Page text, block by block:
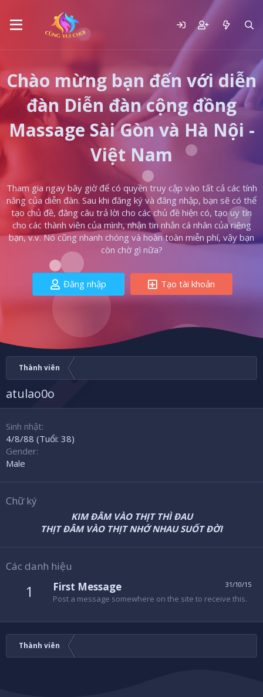
Chào mừng bạn đến với diễn
đàn Diễn đàn cộng đồng
Massage Sài Gòn và Hà Nội -
Việt Nam
Tham gia ngay bây giờ để có quyền truy cập vào tất cả các tính
năng của diễn đàn. Sau khi đăng ký và đăng nhập, bạn sẽ có thể
tạo chủ đề, đăng câu trả lời cho các chủ đề hiện có, tạo uy tín
cho các thành viên của mình, nhận tin nhắn cá nhân của riêng
bạn, v.v. Nó cũng nhanh chóng và hoàn toàn miễn phí, vậy bạn
còn chờ gì nữa?
Đăng nhập Tạo tài khoản
Thành viên
atulao0o
Sinh nhật
4/8/88 (Tuổi: 38)
Gender
Male
Chữ ký
KIM ĐÂM VÀO THỊT THÌ ĐAU
THỊT ĐÂM VÀO THỊT NHỚ NHAU SUỐT ĐỜI
Các danh hiệu
1 31/10/15
First Message
Post a message somewhere on the site to receive this.
Thành viên